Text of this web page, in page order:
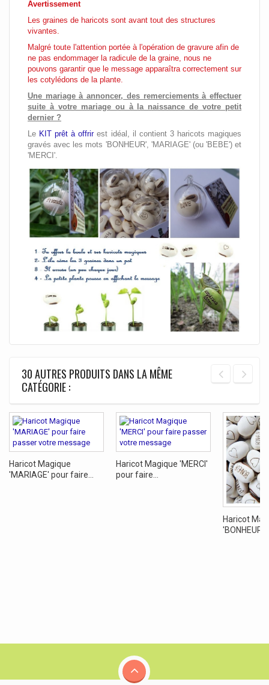
Avertissement
Les graines de haricots sont avant tout des structures
vivantes.
Malgré toute l'attention portée à l'opération de gravure afin de
ne pas endommager la radicule de la graine, nous ne
pouvons garantir que le message apparaîtra correctement sur
les cotylédons de la plante.
Une mariage à annoncer, des remerciements à effectuer
suite à votre mariage ou à la naissance de votre petit
dernier ?
Le KIT prêt à offrirest idéal, il contient 3 haricots magiques
gravés avec les mots 'BONHEUR', 'MARIAGE' (ou 'BEBE') et
'MERCI'.
30 AUTRES PRODUITS DANS LA MÊME
CATÉGORIE :
Haricot Magique
'MARIAGE' pour faire...
Haricot Magique 'MERCI'
pour faire...
Haricot
'BONHEUR'